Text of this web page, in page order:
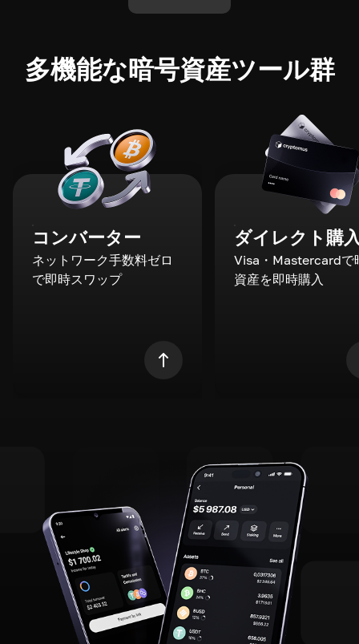
多機能な暗号資産ツール群
コンバーター
ネットワーク手数料ゼロ
で即時スワップ
ダイレクト購
Visa・Mastercardで
資産を即時購入